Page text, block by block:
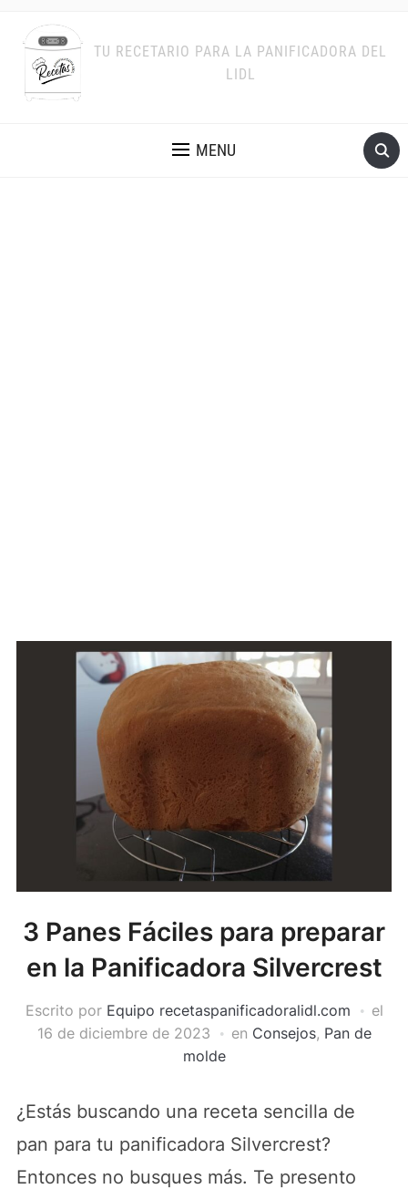
TU RECETARIO PARA LA PANIFICADORA DEL
LIDL
MENU
3 Panes Fáciles para preparar
en la Panificadora Silvercrest
Escrito por Equipo recetaspanificadoralidl.com
el
16 de diciembre de 2023
en Consejos, Pan de
molde
¿Estás buscando una receta sencilla de
pan para tu panificadora Silvercrest?
Entonces no busques más. Te presento